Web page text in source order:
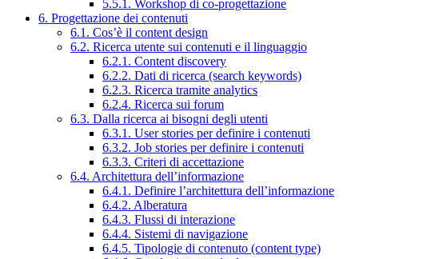
5.5.1. Workshop di co-progettazione
6. Progettazione dei contenuti
6.1. Cos’è il content design
6.2. Ricerca utente sui contenuti e il linguaggio
6.2.1. Content discovery
6.2.2. Dati di ricerca (search keywords)
6.2.3. Ricerca tramite analytics
6.2.4. Ricerca sui forum
6.3. Dalla ricerca ai bisogni degli utenti
6.3.1. User stories per definire i contenuti
6.3.2. Job stories per definire i contenuti
6.3.3. Criteri di accettazione
6.4. Architettura dell’informazione
6.4.1. Definire l’architettura dell’informazione
6.4.2. Alberatura
6.4.3. Flussi di interazione
6.4.4. Sistemi di navigazione
6.4.5. Tipologie di contenuto (content type)